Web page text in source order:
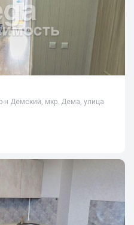
н Дёмский, мкр. Дема, улица